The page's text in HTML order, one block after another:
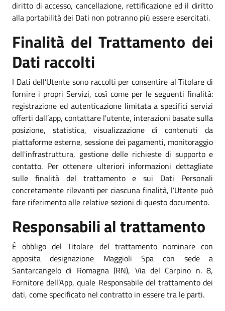
diritto di accesso, cancellazione, rettificazione ed il diritto
alla portabilità dei Dati non potranno più essere esercitati.
Finalità del Trattamento dei
Dati raccolti
I Dati dell’Utente sono raccolti per consentire al Titolare di
fornire i propri Servizi, così come per le seguenti finalità:
registrazione ed autenticazione limitata a specifici servizi
offerti dall’app, contattare l'utente, interazioni basate sulla
posizione, statistica, visualizzazione di contenuti da
piattaforme esterne, sessione dei pagamenti, monitoraggio
dell'infrastruttura, gestione delle richieste di supporto e
contatto. Per ottenere ulteriori informazioni dettagliate
sulle finalità del trattamento e sui Dati Personali
concretamente rilevanti per ciascuna finalità, l’Utente può
fare riferimento alle relative sezioni di questo documento.
Responsabili al trattamento
È obbligo del Titolare del trattamento nominare con
apposita designazione Maggioli Spa con sede a
Santarcangelo di Romagna (RN), Via del Carpino n. 8,
Fornitore dell’App, quale Responsabile del trattamento dei
dati, come specificato nel contratto in essere tra le parti.